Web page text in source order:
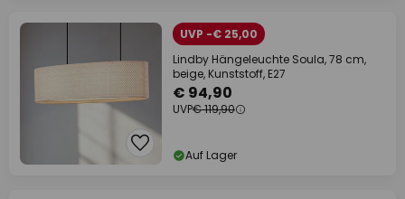
UVP -€ 25,00
Lindby Hängeleuchte Soula, 78 cm,
beige, Kunststoff, E27
€ 94,90
UVP€ 119,90
Auf Lager